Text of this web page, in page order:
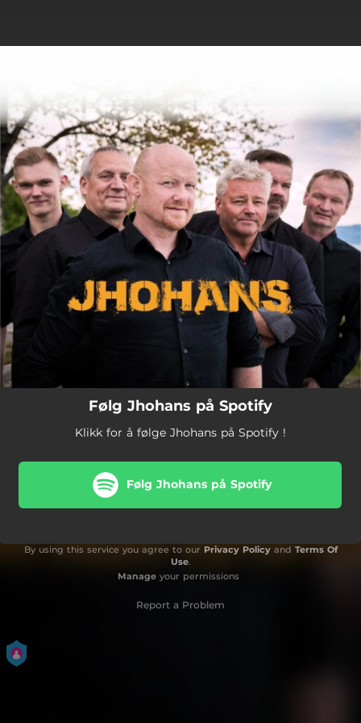
Følg Jhohans på Spotify
Klikk for å følge Jhohans på Spotify !
Følg Jhohans på Spotify
By using this service you agree to our Privacy Policyand Terms Of
Use.
Manageyour permissions
Report a Problem